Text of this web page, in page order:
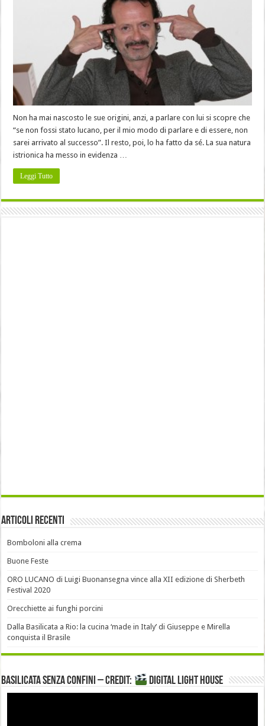
Non ha mai nascosto le sue origini, anzi, a parlare con lui si scopre che
“se non fossi stato lucano, per il mio modo di parlare e di essere, non
sarei arrivato al successo”. Il resto, poi, lo ha fatto da sé. La sua natura
istrionica ha messo in evidenza …
Leggi Tutto
Articoli recenti
Bomboloni alla crema
Buone Feste
ORO LUCANO di Luigi Buonansegna vince alla XII edizione di Sherbeth
Festival 2020
Orecchiette ai funghi porcini
Dalla Basilicata a Rio: la cucina ‘made in Italy’ di Giuseppe e Mirella
conquista il Brasile
Basilicata senza confini – Credit: DIGITAL LIGHT HOUSE